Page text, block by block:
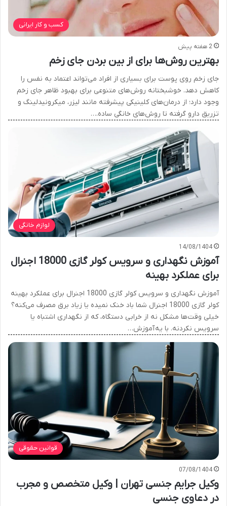
کسب و کار ایرانی
2 هفته پیش
بهترین روش‌ها برای از بین بردن جای زخم
جای زخم روی پوست برای بسیاری از افراد می‌تواند اعتماد به نفس را
کاهش دهد. خوشبختانه روش‌های متنوعی برای بهبود ظاهر جای زخم
وجود دارد؛ از درمان‌های کلینیکی پیشرفته مانند لیزر، میکرونیدلینگ و
تزریق دارو گرفته تا روش‌های خانگی ساده.…
لوازم خانگی
14/08/1404
آموزش نگهداری و سرویس کولر گازی 18000 اجنرال
برای عملکرد بهینه
آموزش نگهداری و سرویس کولر گازی 18000 اجنرال برای عملکرد بهینه
کولر گازی 18000 اجنرال شما باد خنک نمیده یا زیاد برق مصرف می‌کنه؟
خیلی وقت‌ها مشکل نه از خرابی دستگاه، که از نگهداری اشتباه یا
سرویس نکردنه. با یه آموزش…
قوانین حقوقی
07/08/1404
وکیل جرایم جنسی تهران | وکیل متخصص و مجرب
در دعاوی جنسی